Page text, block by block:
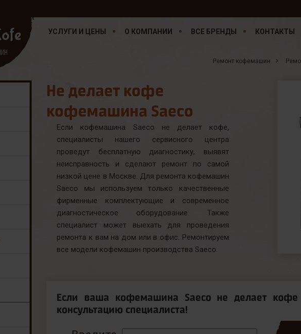
УСЛУГИ И ЦЕНЫ О КОМПАНИИ ВСЕ БРЕНДЫ КОНТАКТЫ
Ремонт кофемашин
Не делает кофе
кофемашина Saeco
Если кофемашина Saeco не делает кофе,
специалисты нашего сервисного центра
проведут бесплатную диагностику, выявят
неисправность и сделают ремонт по самой
низкой цене в Москве. Для ремонта кофемашин
Saeco мы используем только качественные
фирменные комплектующие и современное
диагностическое оборудование. Также
специалист может выехать для проведения
ремонта к вам на дом или в офис. Ремонтируем
все модели кофемашин производства Saeco.
Если ваша кофемашина Saeco не делает кофе
консультацию специалиста!